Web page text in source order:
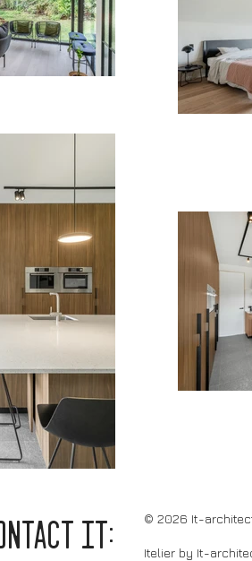
it:
© 2026 It-
Itelier by It-